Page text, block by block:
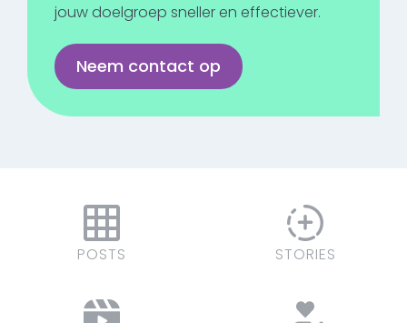
jouw doelgroep sneller en effectiever.
Neem contact op
POSTS STORIES